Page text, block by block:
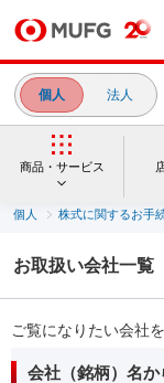
個人 法人
商品・サービス
個人 株式に関するお手
お取扱い会社一覧
ご覧になりたい会社
会社（銘柄）名か